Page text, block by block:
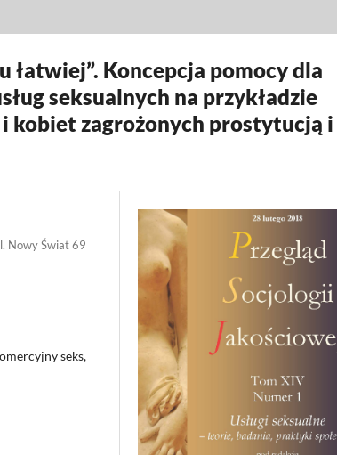
łatwiej”. Koncepcja pomocy dla
seksualnych na przykładzie
kobiet zagrożonych prostytucją i
Nowy Świat 69
seks,